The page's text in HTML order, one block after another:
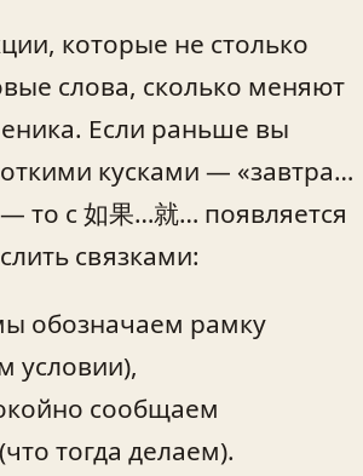
которые не столько
слова, сколько меняют
Если раньше вы
кусками — «завтра…
то с 如果…就… появляется
связками:
обозначаем рамку
условии),
сообщаем
тогда делаем).